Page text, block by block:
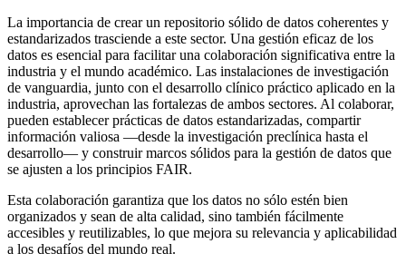
La importancia de crear un repositorio sólido de datos coherentes y
estandarizados trasciende a este sector. Una gestión eficaz de los
datos es esencial para facilitar una colaboración significativa entre la
industria y el mundo académico. Las instalaciones de investigación
de vanguardia, junto con el desarrollo clínico práctico aplicado en la
industria, aprovechan las fortalezas de ambos sectores. Al colaborar,
pueden establecer prácticas de datos estandarizadas, compartir
información valiosa —desde la investigación preclínica hasta el
desarrollo— y construir marcos sólidos para la gestión de datos que
se ajusten a los principios FAIR.
Esta colaboración garantiza que los datos no sólo estén bien
organizados y sean de alta calidad, sino también fácilmente
accesibles y reutilizables, lo que mejora su relevancia y aplicabilidad
a los desafíos del mundo real.